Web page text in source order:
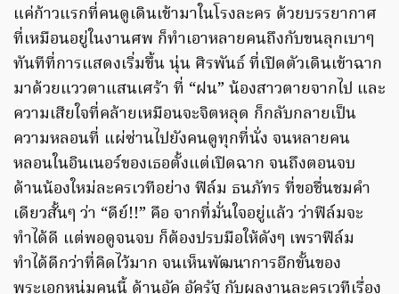
แค่ก้าวแรกที่คนดูเดินเข้ามาในโรงละคร ด้วยบรรยากาศ
ที่เหมือนอยู่ในงานศพ ก็ทำเอาหลายคนถึงกับขนลุกเบาๆ
ทันทีที่การแสดงเริ่มขึ้น นุ่น ศิรพันธ์ ที่เปิดตัวเดินเข้าฉาก
มาด้วยแววตาแสนเศร้า ที่ “ฝน” น้องสาวตายจากไป และ
ความเสียใจที่คล้ายเหมือนจะจิตหลุด ก็กลับกลายเป็น
ความหลอนที่ แผ่ซ่านไปยังคนดูทุกที่นั่ง จนหลายคน
หลอนในอินเนอร์ของเธอตั้งแต่เปิดฉาก จนถึงตอนจบ
ด้านน้องใหม่ละครเวทีอย่าง ฟิล์ม ธนภัทร ที่ขอชื่นชมคำ
เดียวสั้นๆ ว่า “ดีย์!!” คือ จากที่มั่นใจอยู่แล้ว ว่าฟิล์มจะ
ทำได้ดี แต่พอดูจนจบ ก็ต้องปรบมือให้ดังๆ เพราฟิล์ม
ทำได้ดีกว่าที่คิดไว้มาก จนเห็นพัฒนาการอีกขั้นของ